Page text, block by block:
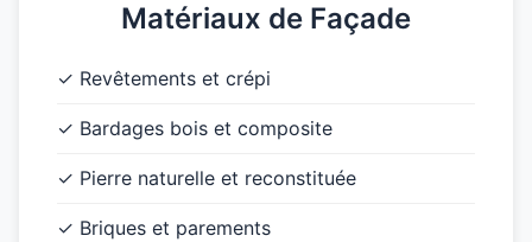
Matériaux de Façade
✓ Revêtements et crépi
✓ Bardages bois et composite
✓ Pierre naturelle et reconstituée
✓ Briques et parements